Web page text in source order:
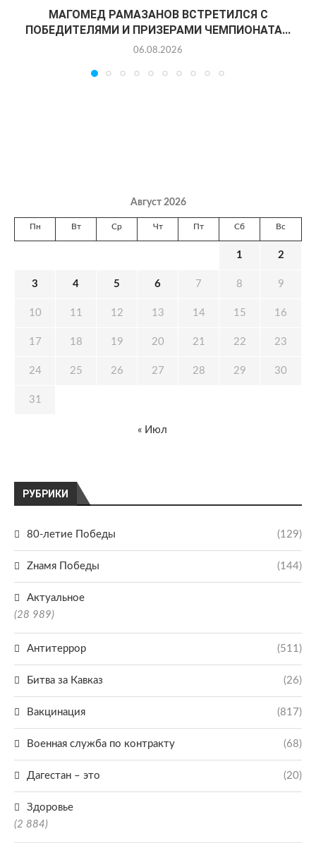
МАГОМЕД РАМАЗАНОВ ВСТРЕТИЛСЯ С
ПОБЕДИТЕЛЯМИ И ПРИЗЕРАМИ ЧЕМПИОНАТА...
06.08.2026
РУБРИКИ
80-летие Победы (129)
Zнамя Победы (144)
Актуальное
(28 989)
Антитеррор (511)
Битва за Кавказ (26)
Вакцинация (817)
Военная служба по контракту (68)
Дагестан – это (20)
Здоровье
(2 884)
Август 2026
Пн Вт Ср Чт Пт Сб Вс
1 2
3 4 5 6 7 8 9
10 11 12 13 14 15 16
17 18 19 20 21 22 23
24 25 26 27 28 29 30
31
« Июл